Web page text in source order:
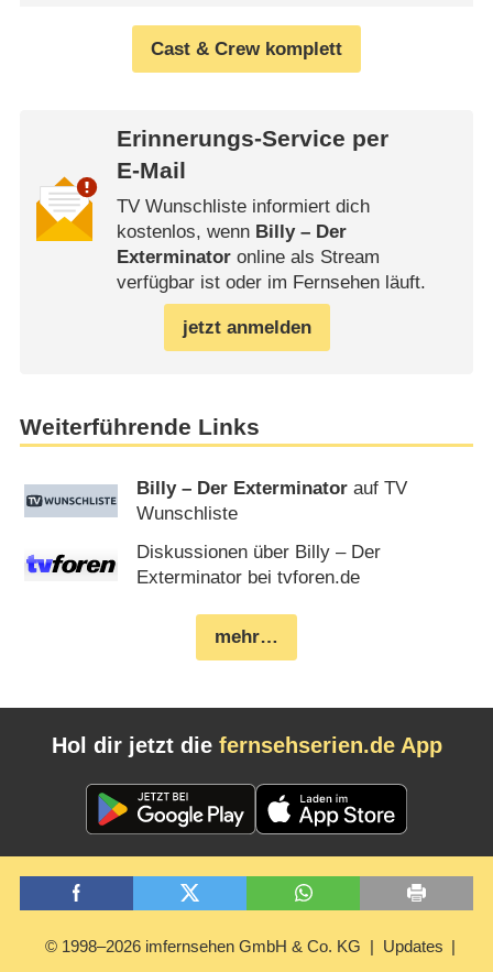
Cast & Crew komplett
Erinnerungs-Service per
E-Mail
TV Wunschliste informiert dich
kostenlos, wenn Billy – Der
Exterminatoronline als Stream
verfügbar ist oder im Fernsehen läuft.
jetzt anmelden
Weiterführende Links
Billy – Der Exterminator auf TV
Wunschliste
Diskussionen über Billy – Der
Exterminator bei tvforen.de
mehr…
Hol dir jetzt die fernsehserien.de App
© 1998–2026 imfernsehen GmbH & Co. KG Updates